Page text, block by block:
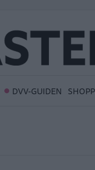
DVV-GUIDEN